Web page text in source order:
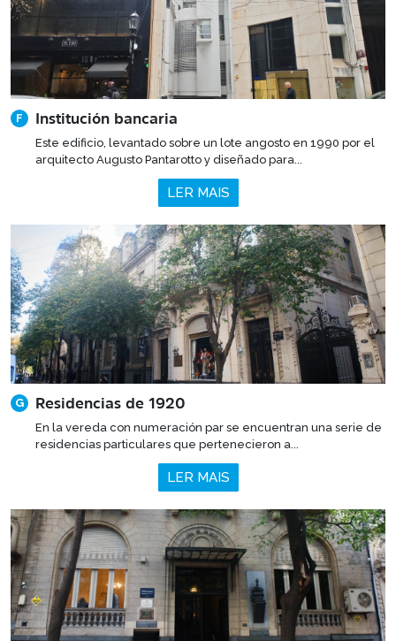
F Institución bancaria
Este edificio, levantado sobre un lote angosto en 1990 por el
arquitecto Augusto Pantarotto y diseñado para...
LER MAIS
G Residencias de 1920
En la vereda con numeración par se encuentran una serie de
residencias particulares que pertenecieron a...
LER MAIS